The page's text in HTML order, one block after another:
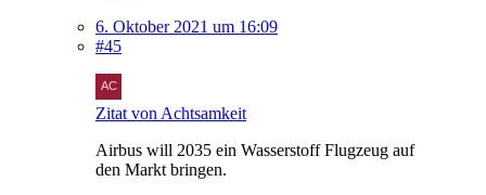
6. Oktober 2021 um 16:09
#45
Zitat von Achtsamkeit
Airbus will 2035 ein Wasserstoff Flugzeug auf
den Markt bringen.